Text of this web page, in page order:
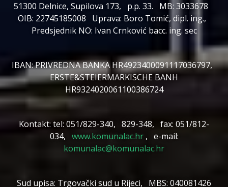
51300 Delnice, Supilova 173, p.p. 33. MB: 3033678
OIB: 22745185008 Uprava: Boro Tomić, dipl. ing.,
Predsjednik NO: Ivan Crnković bacc. ing. sec
IBAN: PRIVREDNA BANKA HR4923400091117036797,
ERSTE&STEIERMARKISCHE BANH
HR9324020061100386724
Kontakt: tel: 051/829-340, 829-348, fax: 051/812-
034, www.komunalac.hr, e-mail:
komunalac@komunalac.hr
Sud upisa: Trgovački sud u Rijeci, MBS: 040081426